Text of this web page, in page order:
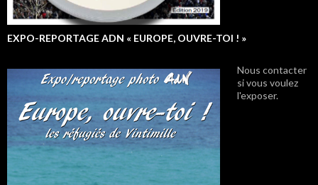
EXPO-REPORTAGE ADN « EUROPE, OUVRE-TOI ! »
Nous contacter
si vous voulez
l'exposer.